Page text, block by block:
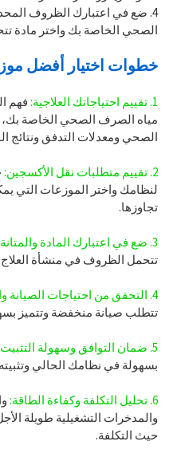
4. ضع في اعتبارك الظروف
الصحي الخاصة بك واختر مادة
خطوات اختيار أفضل
1. تقييم احتياجاتك العلاجية:
فهم
مياه الصرف الصحي الخاصة
الصحي ومعدلات التدفق ونتائج
2. تقييم متطلبات نقل الأكسجين:
لنظامك واختر الموزعات التي
تجاوزها.
3. ضع في اعتبارك المادة والمتانة:
تتحمل الظروف في منشأة
4. التحقق من احتياجات الصيانة والتنظيف:
تتطلب صيانة منخفضة وتتميز
5. ضمان التوافق وسهولة التثبيت:
بسهولة في نظامك الحالي
6. تحليل التكلفة وكفاءة الطاقة:
والمدخرات التشغيلية طويلة
حيث التكلفة.